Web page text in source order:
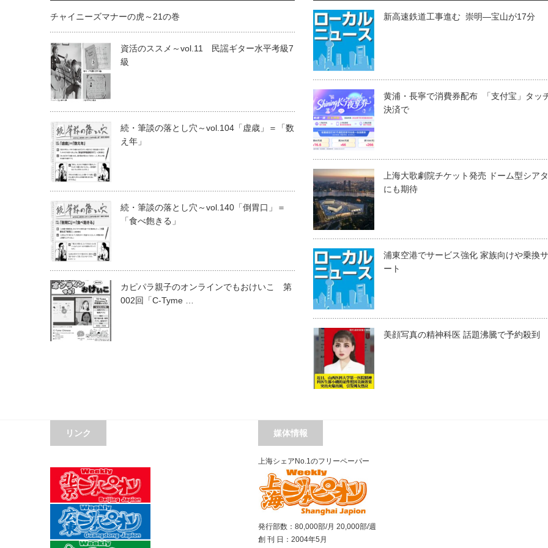
チャイニーズマナーの虎～21の巻
資活のススメ～vol.11 民謡ギター水平考級7
級
続・筆談の落とし穴～vol.104「虚歳」＝「数
え年」
続・筆談の落とし穴～vol.140「倒胃口」＝
「食べ飽きる」
カピパラ親子のオンラインでもおけいこ 第
002回「C-Tyme …
新高速鉄道工事進む 崇明―宝山が17分
黄浦・長寧で消費券配布 「支付宝」タッ
決済で
上海大歌劇院チケット発売 ドーム型シア
にも期待
浦東空港でサービス強化 家族向けや乗換
ート
美顔写真の精神科医 話題沸騰で予約殺到
リンク 媒体情報
上海シェアNo.1のフリーペーパー
発行部数：80,000部/月 20,000部/週
創 刊 日：2004年5月